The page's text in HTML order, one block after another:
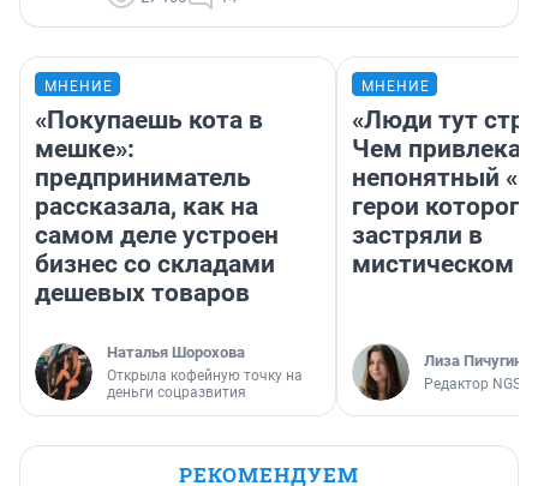
МНЕНИЕ
«Покупаешь кота в
мешке»:
предприниматель
рассказала, как на
самом деле устроен
бизнес со складами
дешевых товаров
Наталья Шорохова
Открыла кофейную точку на
деньги соцразвития
МНЕНИЕ
«Люди тут
Чем
непонятный
герои которого
застряли в
мистическом
Лиза Пичугина
Редактор
РЕКОМЕНДУЕМ